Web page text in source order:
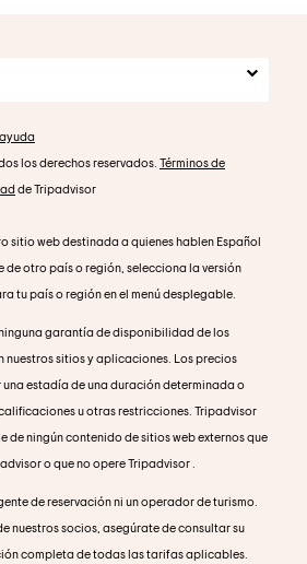
los derechos reservados. Términos de
de Tripadvisor
sitio web destinada a quienes hablen Español
de otro país o región, selecciona la versión
tu país o región en el menú desplegable.
garantía de disponibilidad de los
sitios y aplicaciones. Los precios
estadía de una duración determinada o
u otras restricciones. Tripadvisor
de ningún contenido de sitios web externos que
o que no opere Tripadvisor .
de reservación ni un operador de turismo.
nuestros socios, asegúrate de consultar su
completa de todas las tarifas aplicables.